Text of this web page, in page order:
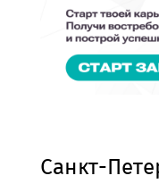
Санкт-